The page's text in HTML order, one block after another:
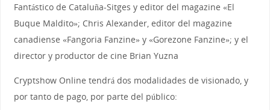
Fantástico de Cataluña-Sitges y editor del magazine «El
Buque Maldito»; Chris Alexander, editor del magazine
canadiense «Fangoria Fanzine» y «Gorezone Fanzine»; y el
director y productor de cine Brian Yuzna
Cryptshow Online tendrá dos modalidades de visionado, y
por tanto de pago, por parte del público: